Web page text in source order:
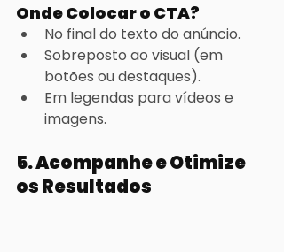
Onde Colocar o CTA?
No final do texto do anúncio.
Sobreposto ao visual (em
botões ou destaques).
Em legendas para vídeos e
imagens.
5. Acompanhe e Otimize
os Resultados